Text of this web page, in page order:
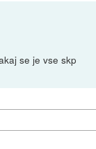
se je vse skp